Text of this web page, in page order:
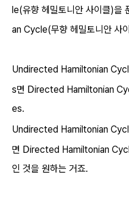
le(유향 헤밀토니안 사이클)을
an Cycle(무향 헤밀토니안 사
Undirected Hamiltonian
s면 Directed Hamiltonian
es.
Undirected Hamiltonian
면 Directed Hamiltonian
인 것을 원하는 거죠.